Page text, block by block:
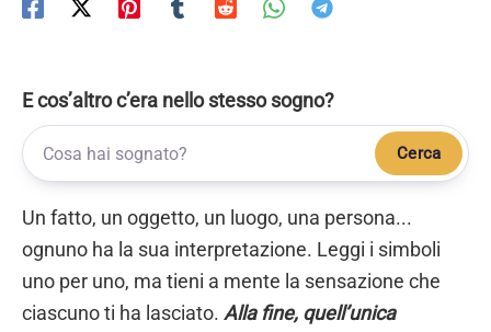
E cos’altro c’era nello stesso sogno?
Cerca
Un fatto, un oggetto, un luogo, una persona...
ognuno ha la sua interpretazione. Leggi i simboli
uno per uno, ma tieni a mente la sensazione che
ciascuno ti ha lasciato. Alla fine, quell’unica